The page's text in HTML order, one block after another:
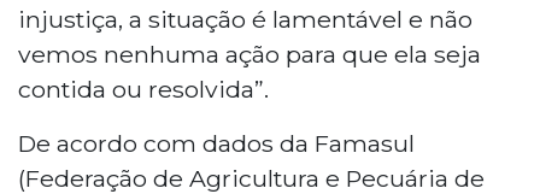
injustiça, a situação é lamentável e não
vemos nenhuma ação para que ela seja
contida ou resolvida”.
De acordo com dados da Famasul
(Federação de Agricultura e Pecuária de